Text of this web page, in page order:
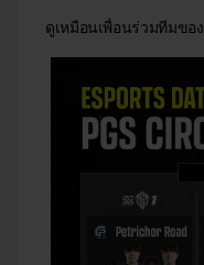
ดูเหมือนเพื่อนร่วมทีมขอ